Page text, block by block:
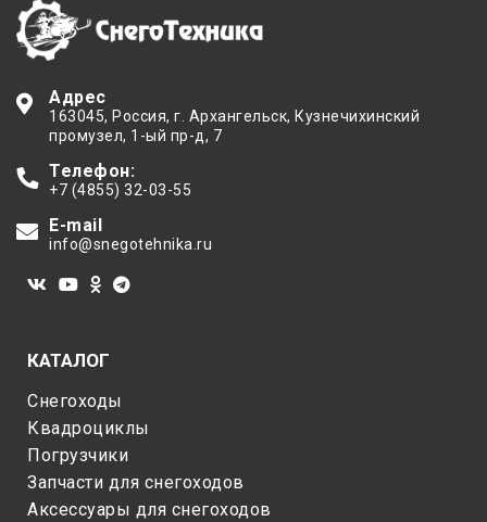
Адрес
163045, Россия, г. Архангельск, Кузнечихинский
промузел, 1-ый пр-д, 7
Телефон:
+7 (4855) 32-03-55
E-mail
info@snegotehnika.ru
КАТАЛОГ
Снегоходы
Квадроциклы
Погрузчики
Запчасти для снегоходов
Аксессуары для снегоходов